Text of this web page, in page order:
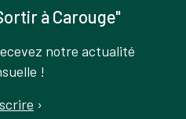
à Carouge"
notre actualité
!
›